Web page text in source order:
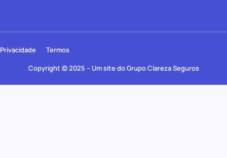
Copyright © 2025 – Um site do Grupo Clareza Seguros
Privacidade Termos